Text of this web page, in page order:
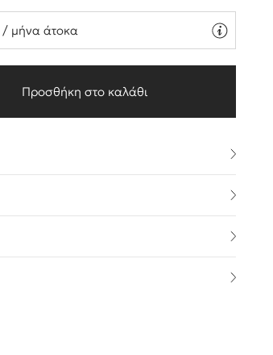
/ μήνα άτοκα
Προσθήκη στο καλάθι